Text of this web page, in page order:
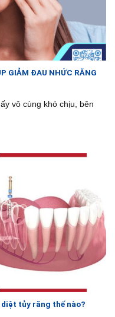
GIẢM ĐAU NHỨC RĂNG
vô cùng khó chịu, bên
tủy răng thế nào?